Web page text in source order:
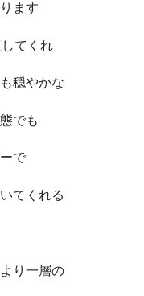
ます
てくれ
穏やかな
でも
で
てくれる
り一層の